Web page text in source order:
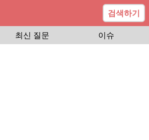
검색하기
최신 질문 이슈